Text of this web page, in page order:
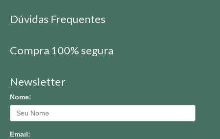
Dúvidas Frequentes
Compra 100% segura
Newsletter
Nome:
Email: